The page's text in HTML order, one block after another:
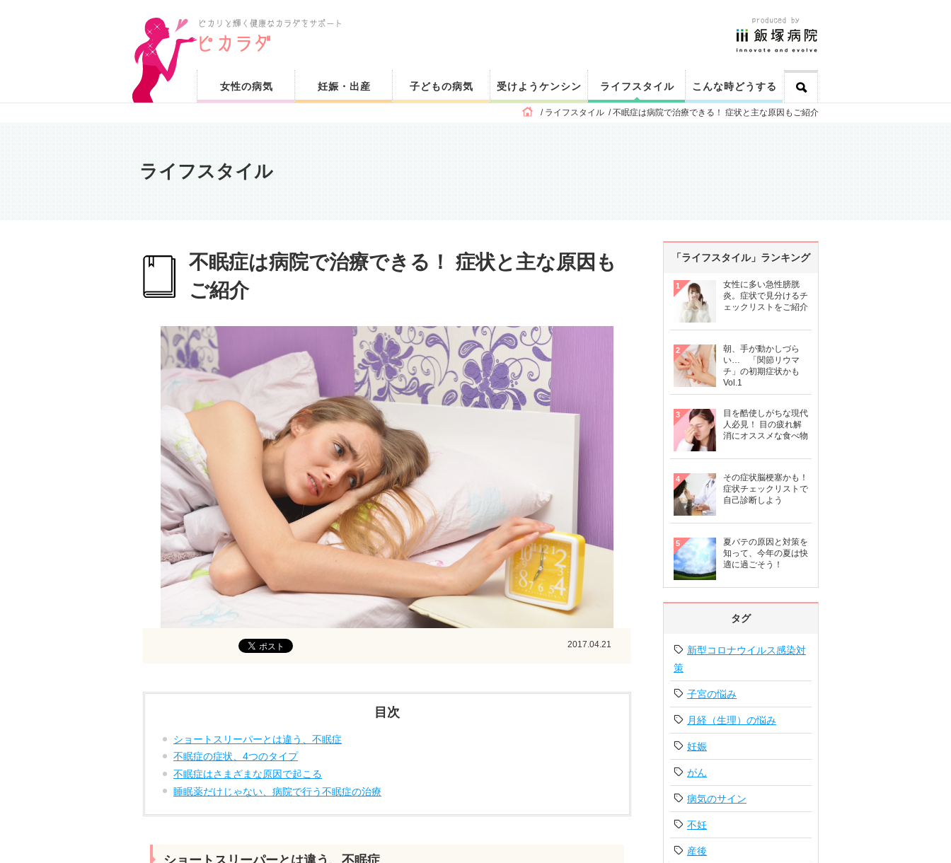
女性の病気 妊娠・出産 子どもの病気 受けようケンシン ライフスタイル こんな時どうする
ライフスタイル 不眠症は病院で治療できる！ 症状と主な原因もご紹介
ライフスタイル
不眠症は病院で治療できる！ 症状と主な原因も
ご紹介
2017.04.21
目次
ショートスリーパーとは違う、不眠症
不眠症の症状、4つのタイプ
不眠症はさまざまな原因で起こる
睡眠薬だけじゃない、病院で行う不眠症の治療
「ライフスタイル」ランキング
女性に多い急性膀胱
炎。症状で見分けるチ
ェックリストをご紹介
朝、手が動かしづら
い… 「関節リウマ
チ」の初期症状かも
Vol.1
目を酷使しがちな現代
人必見！ 目の疲れ解
消にオススメな食べ物
その症状脳梗塞かも！
症状チェックリストで
自己診断しよう
夏バテの原因と対策を
知って、今年の夏は快
適に過ごそう！
タグ
新型コロナウイルス感染対
策
子宮の悩み
月経（生理）の悩み
妊娠
がん
病気のサイン
不妊
産後